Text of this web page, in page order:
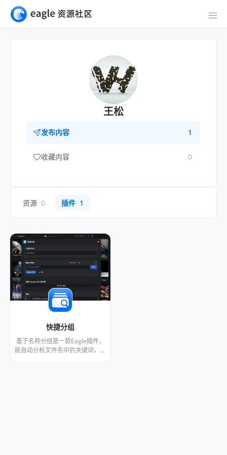
王松
发布内容 1
收藏内容 0
资源 0 插件 1
快捷分组
基于名称分组是一款Eagle插件，
能自动分析文件名中的关键词，并